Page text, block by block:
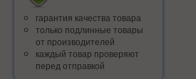
гарантия качества товара
только подлинные товары
от производителей
каждый товар проверяют
перед отправкой